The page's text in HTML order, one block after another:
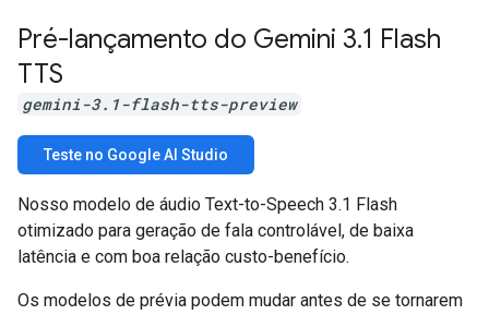
Pré-lançamento do Gemini 3.1 Flash
TTS
gemini-3.1-flash-tts-preview
Teste no Google AI Studio
Nosso modelo de áudio Text-to-Speech 3.1 Flash
otimizado para geração de fala controlável, de baixa
latência e com boa relação custo-benefício.
Os modelos de prévia podem mudar antes de se tornarem